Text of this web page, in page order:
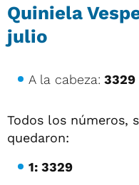
Quiniela
julio
A la cabeza: 3329
Todos los números,
quedaron:
1: 3329